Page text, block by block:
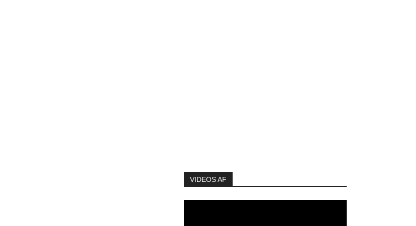
VIDEOS AF